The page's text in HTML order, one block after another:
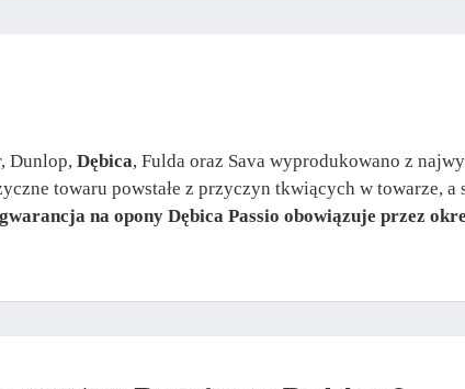
Dunlop, Dębica, Fulda oraz Sava wyprodukowano z
towaru powstałe z przyczyn tkwiących w towarze, a
na opony Dębica Passio obowiązuje przez